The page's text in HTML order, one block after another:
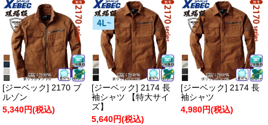
[ジーベック] 2170 ブ
ルゾン
5,340円(税込)
[ジーベック] 2174 長
袖シャツ 【特大サイ
ズ】
5,640円(税込)
[ジーベック] 2174 長
袖シャツ
4,980円(税込)